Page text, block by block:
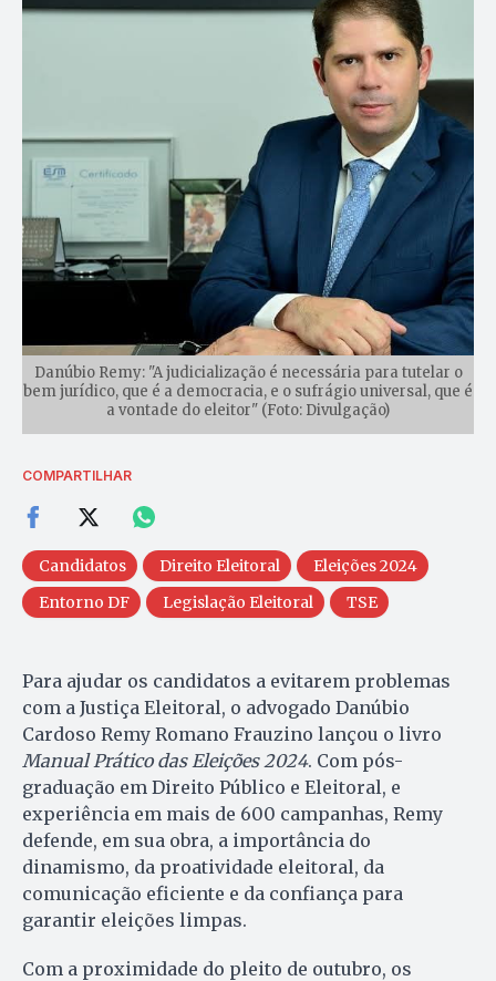
Danúbio Remy: "A judicialização é necessária para tutelar o
bem jurídico, que é a democracia, e o sufrágio universal, que é
a vontade do eleitor" (Foto: Divulgação)
COMPARTILHAR
Candidatos Direito Eleitoral
Eleições 2024
Entorno DF
Legislação Eleitoral TSE
Para ajudar os candidatos a evitarem problemas
com a Justiça Eleitoral, o advogado Danúbio
Cardoso Remy Romano Frauzino lançou o livro
Manual Prático das Eleições 2024. Com pós-
graduação em Direito Público e Eleitoral, e
experiência em mais de 600 campanhas, Remy
defende, em sua obra, a importância do
dinamismo, da proatividade eleitoral, da
comunicação eficiente e da confiança para
garantir eleições limpas.
Com a proximidade do pleito de outubro, os